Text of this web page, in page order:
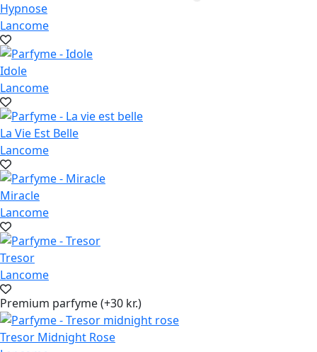
Hypnose
Lancome
Idole
Lancome
La Vie Est Belle
Lancome
Miracle
Lancome
Tresor
Lancome
Premium parfyme (+30 kr.)
Tresor Midnight Rose